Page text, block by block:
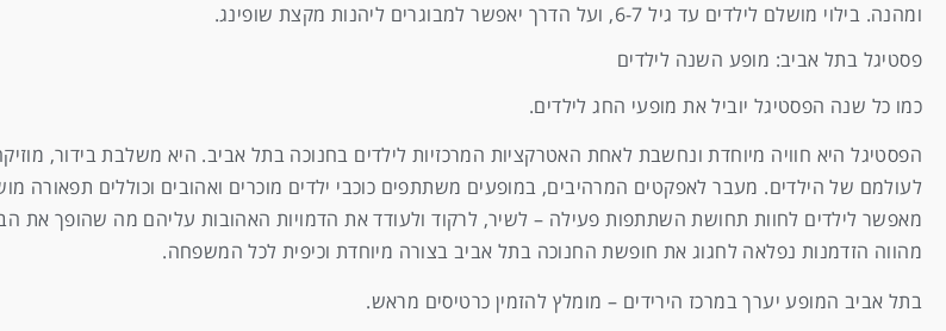
ומהנה. בילוי מושלם לילדים עד גיל 6-7, ועל הדרך יאפשר למבוגרים ליהנות מקצת שופינג.
פסטיגל בתל אביב: מופע השנה לילדים
כמו כל שנה הפסטיגל יוביל את מופעי החג לילדים.
הפסטיגל היא חוויה מיוחדת ונחשבת לאחת האטרקציות המרכזיות לילדים בחנוכה בתל אביב. היא משלבת בידור,
לעולמם של הילדים. מעבר לאפקטים המרהיבים, במופעים משתתפים כוכבי ילדים מוכרים ואהובים וכוללים
מאפשר לילדים לחוות תחושת השתתפות פעילה – לשיר, לרקוד ולעודד את הדמויות האהובות עליהם מה שהופך את
מהווה הזדמנות נפלאה לחגוג את חופשת החנוכה בתל אביב בצורה מיוחדת וכיפית לכל המשפחה.
בתל אביב המופע יערך במרכז הירידים – מומלץ להזמין כרטיסים מראש.